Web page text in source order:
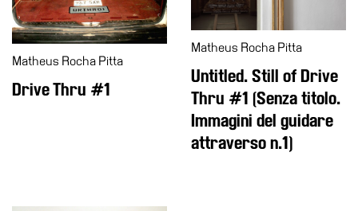
Educazione
Formazione
Progetto
Matheus Rocha Pitta
Drive Thru #1
Matheus Rocha Pitta
Untitled. Still of Drive
Thru #1 (Senza titolo.
Immagini del guidare
attraverso n.1)